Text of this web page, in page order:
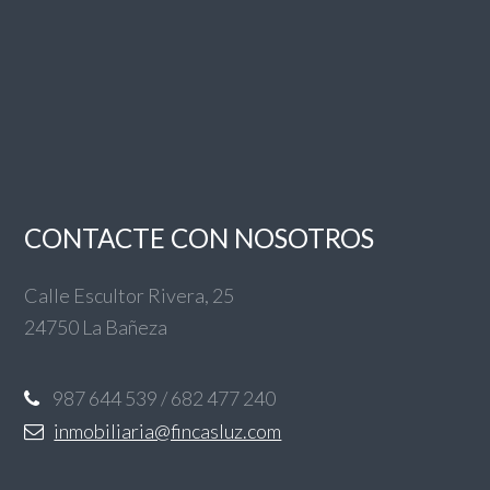
CONTACTE CON NOSOTROS
Calle Escultor Rivera, 25
24750 La Bañeza
987 644 539 / 682 477 240
inmobiliaria@fincasluz.com